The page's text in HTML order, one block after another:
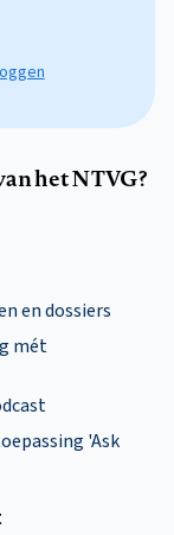
het NTVG?
en dossiers
mét
'Ask